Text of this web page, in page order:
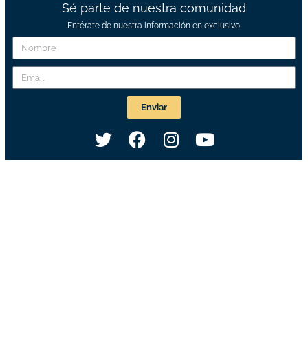
Sé parte de nuestra comunidad
Entérate de nuestra información en exclusivo.
Enviar